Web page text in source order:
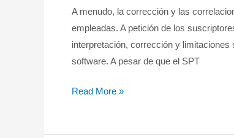
A menudo, la corrección y las
empleadas. A petición de los
interpretación, corrección y
software. A pesar de que el SPT
Read More »